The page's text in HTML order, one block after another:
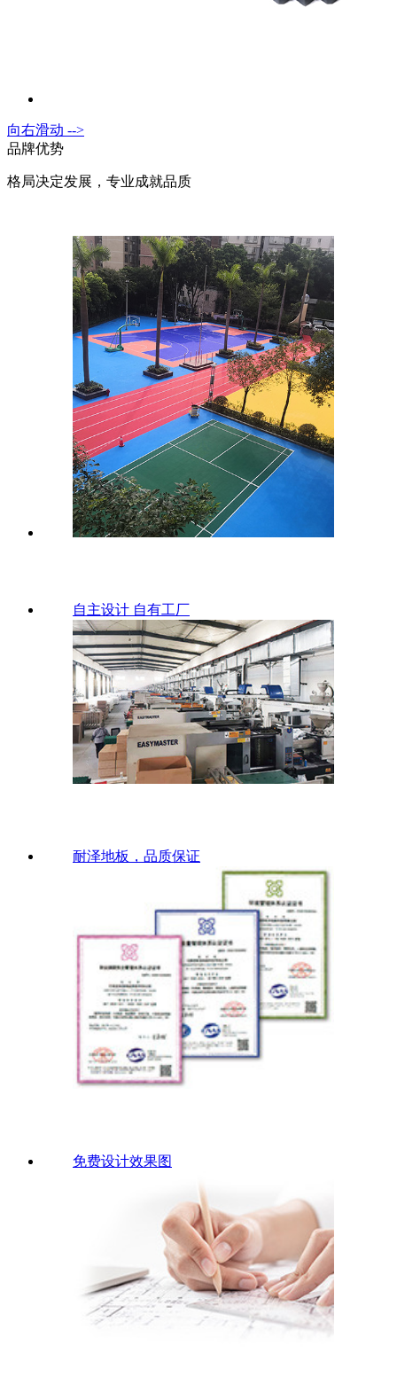
向右滑动 -->
品牌优势
格局决定发展，专业成就品质
自主设计 自有工厂
耐泽地板，品质保证
免费设计效果图